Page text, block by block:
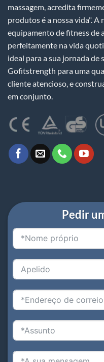
massagem, acredita
produtos é a nossa vida". A
equipamento de fitness de
perfeitamente na vida
ideal para a sua jornada de
Gofitstrength para uma
cliente atencioso, e
em conjunto.
Pedir